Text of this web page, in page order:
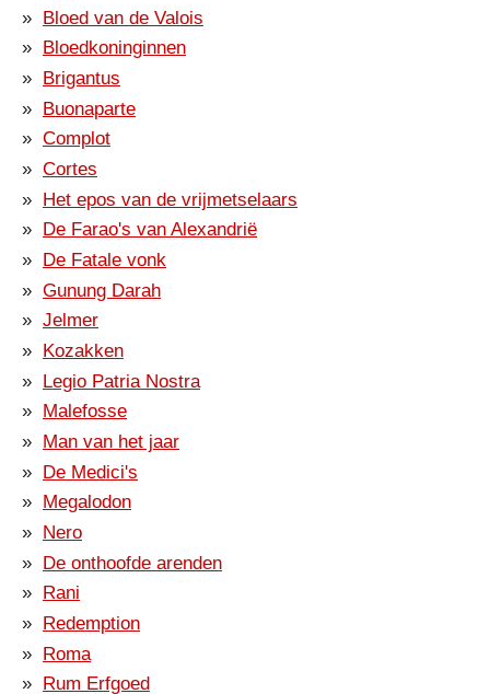
Bloed van de Valois
Bloedkoninginnen
Brigantus
Buonaparte
Complot
Cortes
Het epos van de vrijmetselaars
De Farao's van Alexandrië
De Fatale vonk
Gunung Darah
Jelmer
Kozakken
Legio Patria Nostra
Malefosse
Man van het jaar
De Medici's
Megalodon
Nero
De onthoofde arenden
Rani
Redemption
Roma
Rum Erfgoed